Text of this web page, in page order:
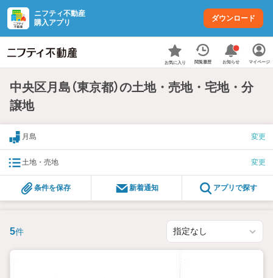
ニフティ不動産
購入アプリ
ダウンロード
お気に入り 閲覧履歴 お知らせ マイページ
中央区月島（東京都）の土地・売地・宅地・分
譲地
月島 変更
土地・売地 変更
条件を保存 新着通知 アプリで探す
5件